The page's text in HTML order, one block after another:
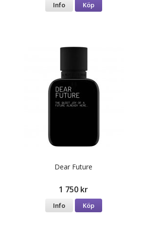
Info Köp
Dear Future
1 750 kr
Info Köp